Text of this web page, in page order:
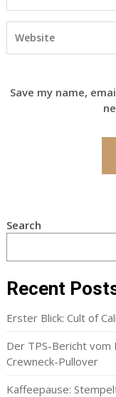
Save my name,
Search
Recent
Erster Blick: Cult of
Der TPS-Bericht vom
Crewneck-Pullover
Kaffeepause: